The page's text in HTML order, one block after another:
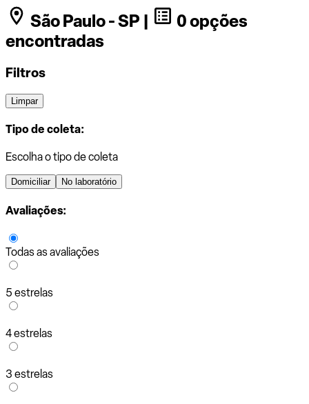
São Paulo - SP |
0 opções
encontradas
Filtros
Limpar
Tipo de coleta:
Escolha o tipo de coleta
Domiciliar No laboratório
Avaliações:
Todas as avaliações
5 estrelas
4 estrelas
3 estrelas